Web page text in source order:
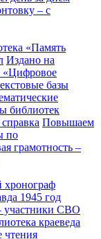
– с
«Память
Издано на
«Цифровое
базы
библиотек
Повышаем
по
грамотность –
хронограф
1945 год
участники СВО
краеведа
чтения